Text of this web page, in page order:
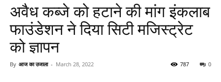
अवैध कब्जे को हटाने की मांग इंकलाब
फाउंडेशन ने दिया सिटी मजिस्ट्रेट
को ज्ञापन
By आज का उजाला - March 28, 2022 0
787